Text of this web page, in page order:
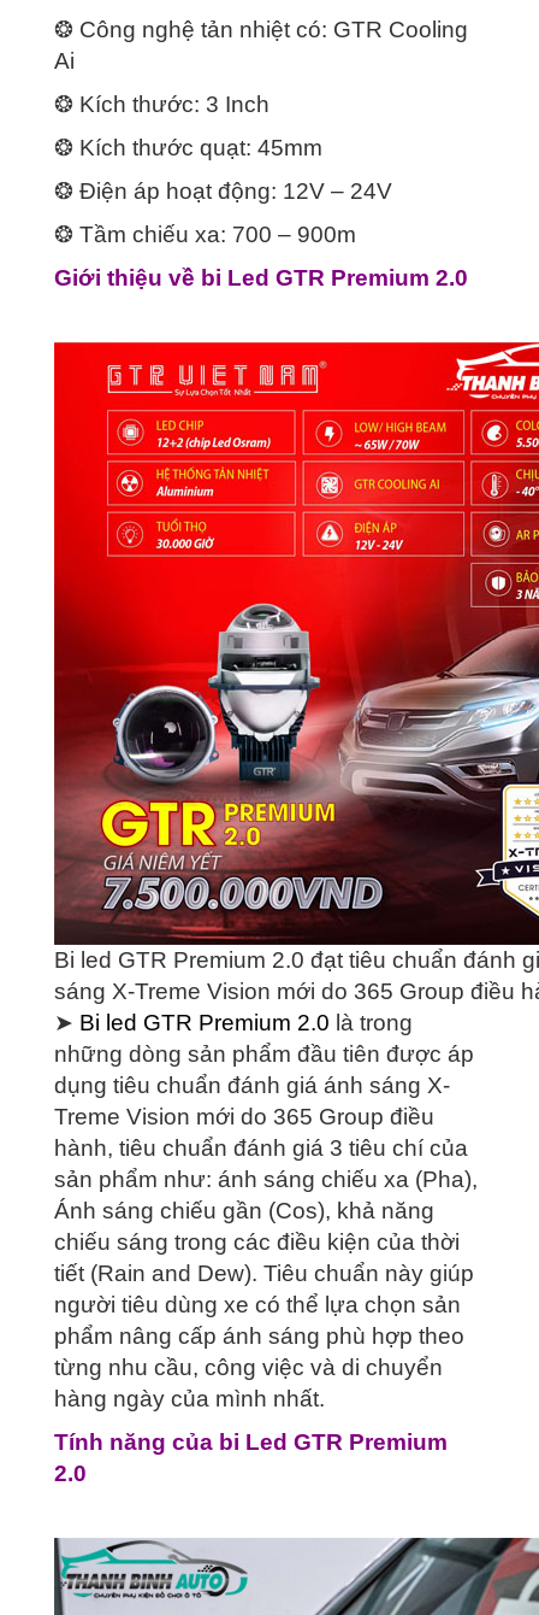
❂ Công nghệ tản nhiệt có: GTR Cooling
Ai
❂ Kích thước: 3 Inch
❂ Kích thước quạt: 45mm
❂ Điện áp hoạt động: 12V – 24V
❂ Tầm chiếu xa: 700 – 900m
Giới thiệu về bi Led GTR Premium 2.0
Bi led GTR Premium 2.0 đạt tiêu chuẩn đánh
sáng X-Treme Vision mới do 365 Group điều
➤ Bi led GTR Premium 2.0 là trong
những dòng sản phẩm đầu tiên được áp
dụng tiêu chuẩn đánh giá ánh sáng X-
Treme Vision mới do 365 Group điều
hành, tiêu chuẩn đánh giá 3 tiêu chí của
sản phẩm như: ánh sáng chiếu xa (Pha),
Ánh sáng chiếu gần (Cos), khả năng
chiếu sáng trong các điều kiện của thời
tiết (Rain and Dew). Tiêu chuẩn này giúp
người tiêu dùng xe có thể lựa chọn sản
phẩm nâng cấp ánh sáng phù hợp theo
từng nhu cầu, công việc và di chuyển
hàng ngày của mình nhất.
Tính năng của bi Led GTR Premium
2.0